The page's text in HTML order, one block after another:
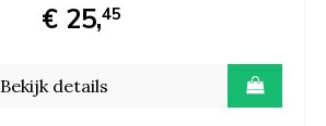
€ 25,45
Bekijk details